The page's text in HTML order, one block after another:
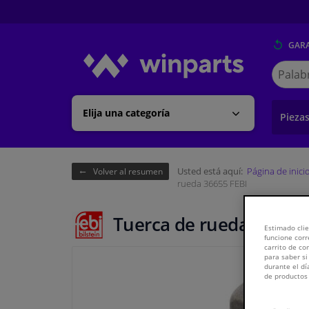
Elija una categoría
Buscar
en
Volver al resumen Usted está aquí: Página de inicio
rueda 36655 FEBI
Tuerca de rueda 36655
Estimado
funcione
carrito de
para saber
durante el
de